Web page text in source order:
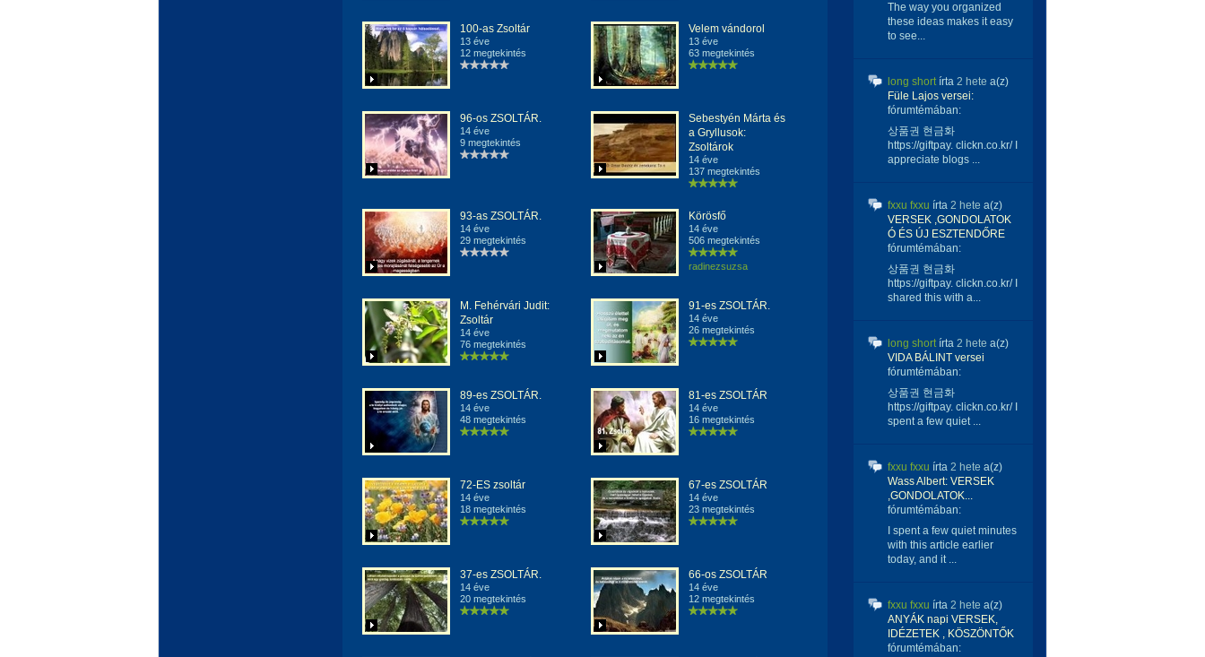
100-as Zsoltár
13 éve
12 megtekintés
Velem vándorol
13 éve
63 megtekintés
96-os ZSOLTÁR.
14 éve
9 megtekintés
Sebestyén Márta és
a Gryllusok:
Zsoltárok
14 éve
137 megtekintés
93-as ZSOLTÁR.
14 éve
29 megtekintés
Körösfő
14 éve
506 megtekintés
radinezsuzsa
M. Fehérvári Judit:
Zsoltár
14 éve
76 megtekintés
91-es ZSOLTÁR.
14 éve
26 megtekintés
89-es ZSOLTÁR.
14 éve
48 megtekintés
81-es ZSOLTÁR
14 éve
16 megtekintés
72-ES zsoltár
14 éve
18 megtekintés
67-es ZSOLTÁR
14 éve
23 megtekintés
37-es ZSOLTÁR.
14 éve
20 megtekintés
66-os ZSOLTÁR
14 éve
12 megtekintés
The way you organized
these ideas makes it easy
to see...
long shortírta 2 hete a(z)
Füle Lajos versei:
fórumtémában:
상품권 현금화
https://giftpay. clickn.co.kr/ I
appreciate blogs ...
fxxu fxxu írta 2 hete a(z)
VERSEK ,GONDOLATOK
Ó ÉS ÚJ ESZTENDŐRE
fórumtémában:
상품권 현금화
https://giftpay. clickn.co.kr/ I
shared this with a...
long shortírta 2 hete a(z)
VIDA BÁLINT versei
fórumtémában:
상품권 현금화
https://giftpay. clickn.co.kr/ I
spent a few quiet ...
fxxu fxxu írta 2 hete a(z)
Wass Albert: VERSEK
,GONDOLATOK...
fórumtémában:
I spent a few quiet minutes
with this article earlier
today, and it ...
fxxu fxxu írta 2 hete a(z)
ANYÁK napi VERSEK,
IDÉZETEK , KÖSZÖNTŐK
fórumtémában: